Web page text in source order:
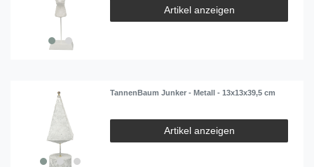
Artikel anzeigen
TannenBaum Junker - Metall - 13x13x39,5 cm
Artikel anzeigen